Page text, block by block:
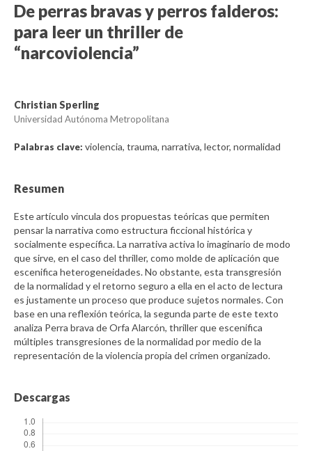
De perras bravas y perros falderos:
para leer un thriller de
“narcoviolencia”
Christian Sperling
Universidad Autónoma Metropolitana
Palabras clave: violencia, trauma, narrativa, lector, normalidad
Resumen
Este artículo vincula dos propuestas teóricas que permiten
pensar la narrativa como estructura ficcional histórica y
socialmente específica. La narrativa activa lo imaginario de modo
que sirve, en el caso del thriller, como molde de aplicación que
escenifica heterogeneidades. No obstante, esta transgresión
de la normalidad y el retorno seguro a ella en el acto de lectura
es justamente un proceso que produce sujetos normales. Con
base en una reflexión teórica, la segunda parte de este texto
analiza Perra brava de Orfa Alarcón, thriller que escenifica
múltiples transgresiones de la normalidad por medio de la
representación de la violencia propia del crimen organizado.
Descargas